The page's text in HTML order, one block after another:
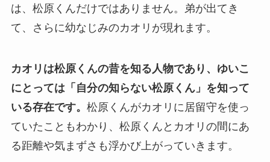
は、松原くんだけではありません。弟が出てき
て、さらに幼なじみのカオリが現れます。
カオリは松原くんの昔を知る人物であり、ゆいこ
にとっては「自分の知らない松原くん」を知って
いる存在です。 松原くんがカオリに居留守を使っ
ていたこともわかり、松原くんとカオリの間にあ
る距離や気まずさも浮かび上がっていきます。